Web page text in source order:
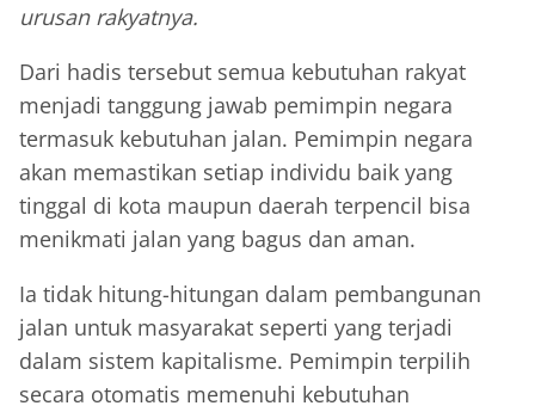
urusan rakyatnya.
Dari hadis tersebut semua kebutuhan rakyat
menjadi tanggung jawab pemimpin negara
termasuk kebutuhan jalan. Pemimpin negara
akan memastikan setiap individu baik yang
tinggal di kota maupun daerah terpencil bisa
menikmati jalan yang bagus dan aman.
Ia tidak hitung-hitungan dalam pembangunan
jalan untuk masyarakat seperti yang terjadi
dalam sistem kapitalisme. Pemimpin terpilih
secara otomatis memenuhi kebutuhan